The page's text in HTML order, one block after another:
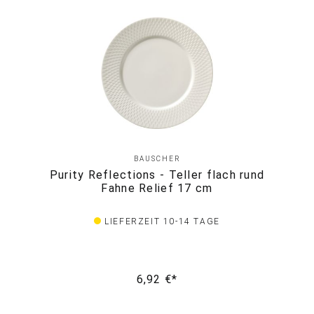
BAUSCHER
Purity Reflections - Teller flach rund
Fahne Relief 17 cm
LIEFERZEIT 10-14 TAGE
6,92 €*